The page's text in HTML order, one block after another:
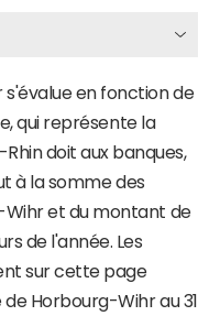
en fonction de
qui représente la
doit aux banques,
à la somme des
et du montant de
de l'année. Les
sur cette page
Horbourg-Wihr au 31